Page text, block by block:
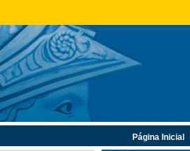
Página Inicial